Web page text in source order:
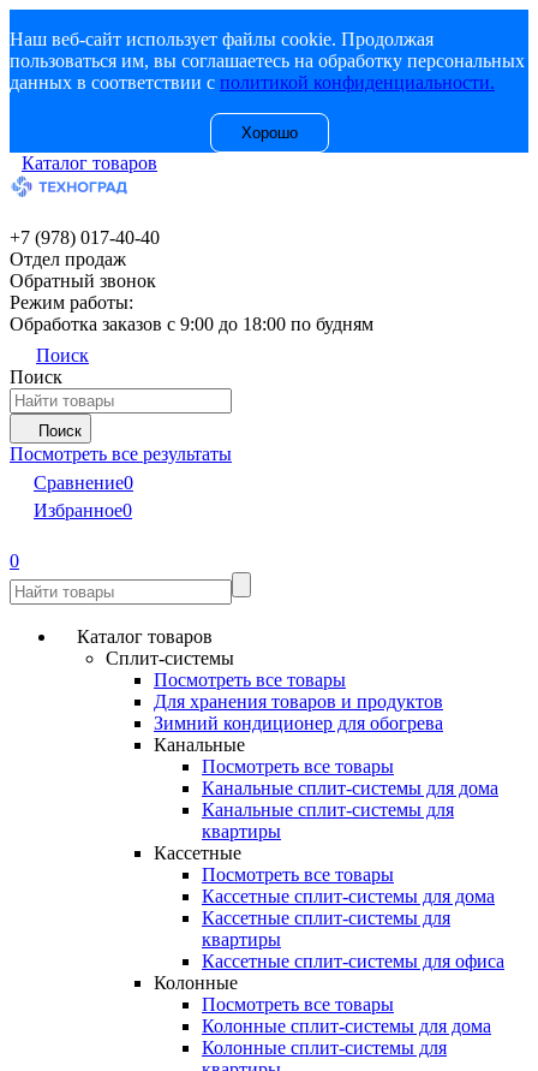
Наш веб-сайт использует файлы cookie. Продолжая
пользоваться им, вы соглашаетесь на обработку персональных
данных в соответствии с политикой конфиденциальности.
Хорошо
Каталог товаров
+7 (978) 017-40-40
Отдел продаж
Обратный звонок
Режим работы:
Обработка заказов с 9:00 до 18:00 по будням
Поиск
Поиск
Поиск
Посмотреть все результаты
Сравнение0
Избранное0
0
Каталог товаров
Сплит-системы
Посмотреть все товары
Для хранения товаров и продуктов
Зимний кондиционер для обогрева
Канальные
Посмотреть все товары
Канальные сплит-системы для дома
Канальные сплит-системы для
квартиры
Кассетные
Посмотреть все товары
Кассетные сплит-системы для дома
Кассетные сплит-системы для
квартиры
Кассетные сплит-системы для офиса
Колонные
Посмотреть все товары
Колонные сплит-системы для дома
Колонные сплит-системы для